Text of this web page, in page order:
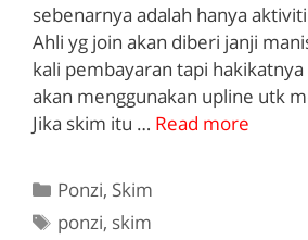
sebenarnya adalah hanya
Ahli yg join akan diberi janji
kali pembayaran tapi
akan menggunakan upline utk
Jika skim itu … Read more
Categories
Ponzi, Skim
Tags
ponzi, skim